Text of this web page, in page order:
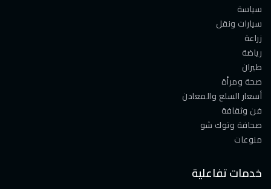
سياسة
سيارات ونقل
زراعة
رياضة
طيران
صحة ومرأة
أسعار السلع والمعادن
فن وثقافة
صحافة وتوك شو
منوعات
خدمات تفاعلية